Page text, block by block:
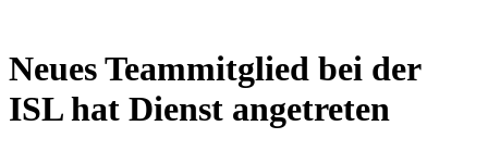
Neues Teammitglied bei der
ISL hat Dienst angetreten